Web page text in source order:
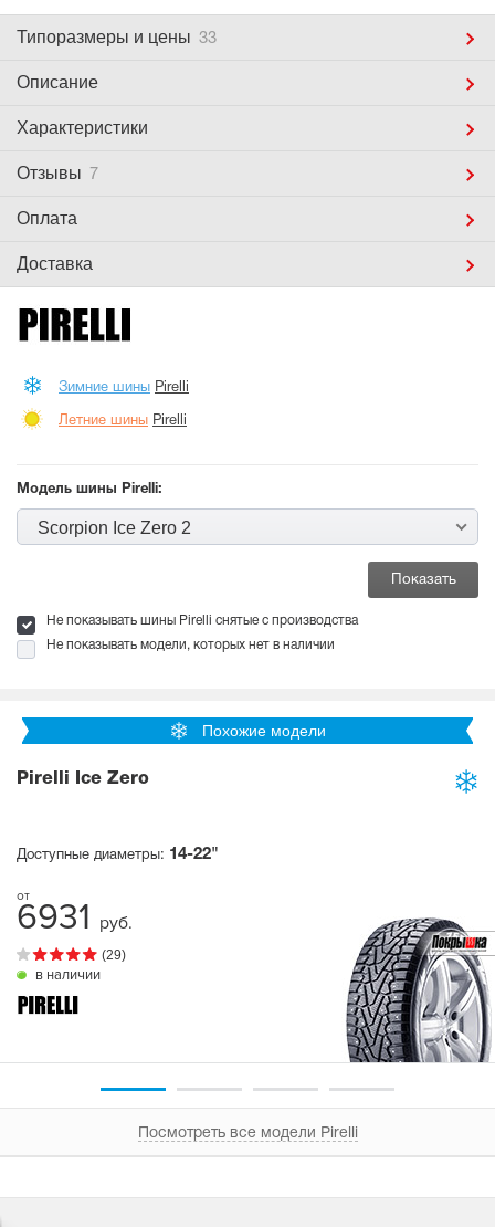
Типоразмеры и цены 33
Описание
Характеристики
Отзывы 7
Оплата
Доставка
Зимние шины Pirelli
Летние шины Pirelli
Модель шины Pirelli:
Scorpion Ice Zero 2
Не показывать шины Pirelli снятые с производства
Не показывать модели, которых нет в наличии
Похожие модели
Pirelli Ice Zero
Доступные диаметры: 14-22"
6931 руб.
(29)
в наличии
Посмотреть все модели Pirelli